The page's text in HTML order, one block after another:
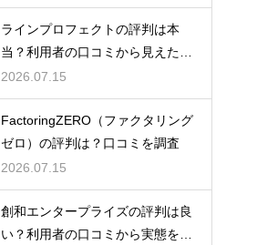
ラインプロフェクトの評判は本
当？利用者の口コミから見えた実
態検証
2026.07.15
FactoringZERO（ファクタリング
ゼロ）の評判は？口コミを調査
2026.07.15
創和エンタープライズの評判は良
い？利用者の口コミから実態を徹